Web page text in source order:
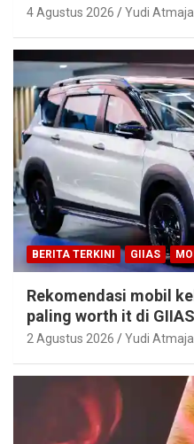
4 Agustus 2026 Yudi Atmaja
BERITA TERKINI GIIAS
Rekomendasi mobil
paling worth it di
2 Agustus 2026 Yudi Atmaja